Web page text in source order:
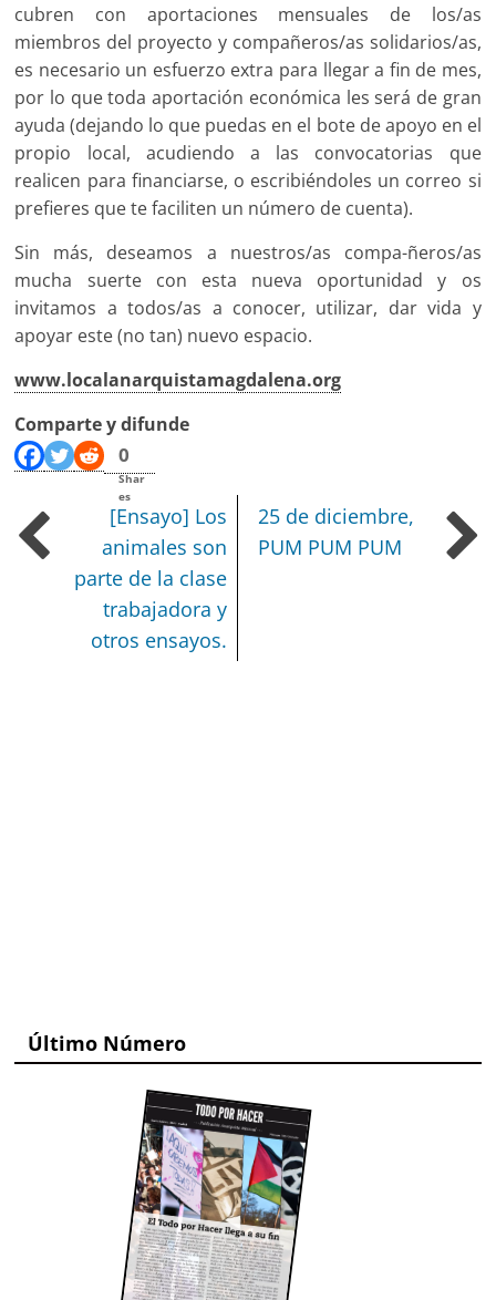
cubren con aportaciones mensuales de los/as
miembros del proyecto y compañeros/as solidarios/as,
es necesario un esfuerzo extra para llegar a fin de mes,
por lo que toda aportación económica les será de gran
ayuda (dejando lo que puedas en el bote de apoyo en el
propio local, acudiendo a las convocatorias que
realicen para financiarse, o escribiéndoles un correo si
prefieres que te faciliten un número de cuenta).
Sin más, deseamos a nuestros/as compa-ñeros/as
mucha suerte con esta nueva oportunidad y os
invitamos a todos/as a conocer, utilizar, dar vida y
apoyar este (no tan) nuevo espacio.
www.localanarquistamagdalena.org
Comparte y difunde
0
Shar
es
[Ensayo] Los
animales son
parte de la clase
trabajadora y
otros ensayos.
25 de diciembre,
PUM PUM PUM
Último Número